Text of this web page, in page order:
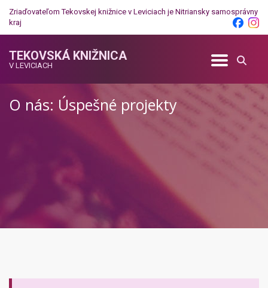
Zriaďovateľom Tekovskej knižnice v Leviciach je Nitriansky samosprávny
kraj
TEKOVSKÁ KNIŽNICA
V LEVICIACH
O nás: Úspešné projekty